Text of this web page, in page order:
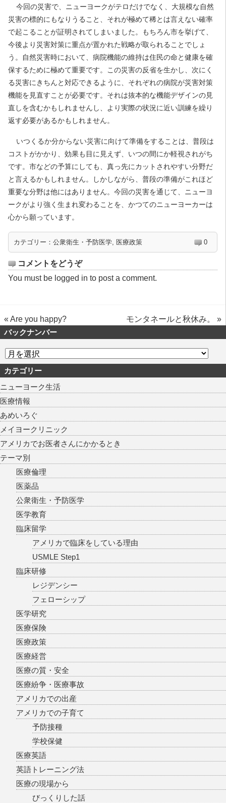
今回の災害で、ニューヨークがテロだけでなく、大規模な自然
災害の標的にもなりうること、それが極めて稀とは言えない確率
で起こることが証明されてしまいました。もちろん市を挙げて、
今後より災害対策に重点が置かれた戦略が取られることでしょ
う。自然災害時において、病院機能の維持は住民の命と健康を確
保するために極めて重要です。この災害の反省を生かし、次にく
る災害にきちんと対応できるように、それぞれの病院が災害対策
機能を見直すことが必要です。それは抜本的な機能デザインの見
直しを含むかもしれませんし、より実際の状況に近い訓練を繰り
返す必要があるかもしれません。
いつくるか分からない災害に向けて準備をすることは、普段は
コストがかかり、効果も目に見えず、いつの間にか軽視されがち
です。市などの予算にしても、真っ先にカットされやすい分野だ
と言えるかもしれません。しかしながら、普段の準備がこれほど
重要な分野は他にはありません。今回の災害を通じて、ニューヨ
ークがより強く生まれ変わることを、かつてのニューヨーカーは
心から願っています。
カテゴリー： 公衆衛生・予防医学, 医療政策 0
コメントをどうぞ
You must be logged in to post a comment.
« Are you happy? モンタネールと秋休み。
»
バックナンバー
カテゴリー
ニューヨーク生活
医療情報
あめいろぐ
メイヨークリニック
アメリカでお医者さんにかかるとき
テーマ別
医療倫理
医薬品
公衆衛生・予防医学
医学教育
臨床留学
アメリカで臨床をしている理由
USMLE Step1
臨床研修
レジデンシー
フェローシップ
医学研究
医療保険
医療政策
医療経営
医療の質・安全
医療紛争・医療事故
アメリカでの出産
アメリカでの子育て
予防接種
学校保健
医療英語
英語トレーニング法
医療の現場から
びっくりした話